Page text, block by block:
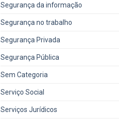
Segurança da informação
Segurança no trabalho
Segurança Privada
Segurança Pública
Sem Categoria
Serviço Social
Serviços Jurídicos